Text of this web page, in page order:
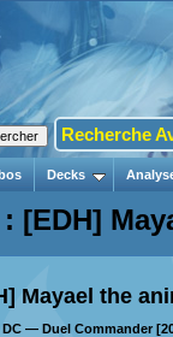
Recherche
Decks
[EDH]
Mayael the
DC — Duel Commander